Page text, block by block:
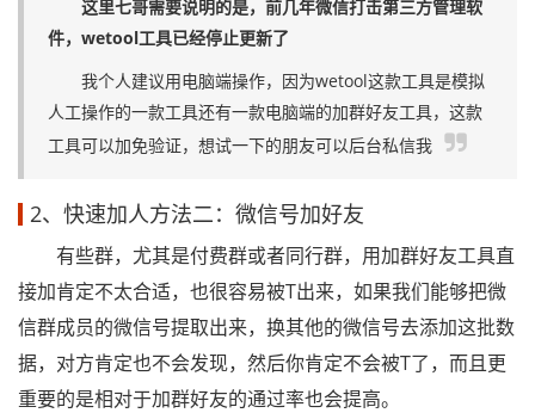
这里七哥需要说明的是，前几年微信打击第三方管理软
件，wetool工具已经停止更新了
我个人建议用电脑端操作，因为wetool这款工具是模拟
人工操作的一款工具还有一款电脑端的加群好友工具，这款
工具可以加免验证，想试一下的朋友可以后台私信我
2、快速加人方法二：微信号加好友
有些群，尤其是付费群或者同行群，用加群好友工具直
接加肯定不太合适，也很容易被T出来，如果我们能够把微
信群成员的微信号提取出来，换其他的微信号去添加这批数
据，对方肯定也不会发现，然后你肯定不会被T了，而且更
重要的是相对于加群好友的通过率也会提高。